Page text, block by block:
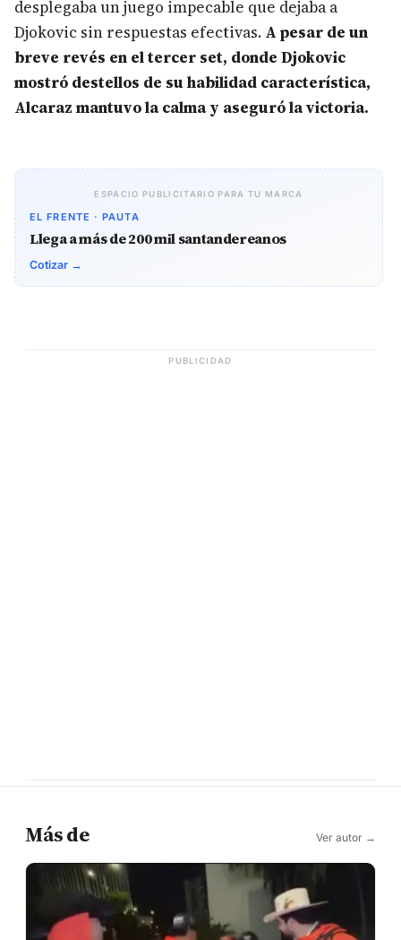
desplegaba un juego impecable que dejaba a
Djokovic sin respuestas efectivas. A pesar de un
breve revés en el tercer set, donde Djokovic
mostró destellos de su habilidad característica,
Alcaraz mantuvo la calma y aseguró la victoria.
ESPACIO PUBLICITARIO PARA TU MARCA
EL FRENTE · PAUTA
Llega a más de 200 mil santandereanos
Cotizar →
PUBLICIDAD
Más de Ver autor →